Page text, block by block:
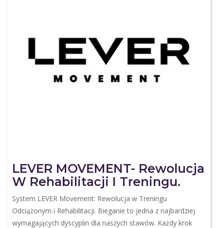
LEVER MOVEMENT- Rewolucja
W Rehabilitacji I Treningu.
System LEVER Movement: Rewolucja w Treningu
Odciążonym i Rehabilitacji. Bieganie to jedna z najbardziej
wymagających dyscyplin dla naszych stawów. Każdy krok